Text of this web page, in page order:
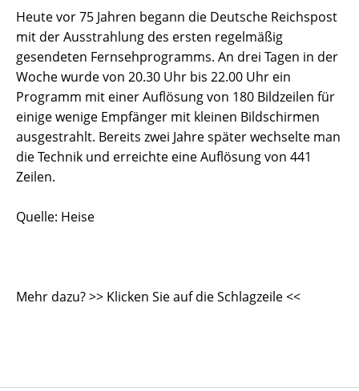
Heute vor 75 Jahren begann die Deutsche Reichspost
mit der Ausstrahlung des ersten regelmäßig
gesendeten Fernsehprogramms. An drei Tagen in der
Woche wurde von 20.30 Uhr bis 22.00 Uhr ein
Programm mit einer Auflösung von 180 Bildzeilen für
einige wenige Empfänger mit kleinen Bildschirmen
ausgestrahlt. Bereits zwei Jahre später wechselte man
die Technik und erreichte eine Auflösung von 441
Zeilen.
Quelle: Heise
Mehr dazu? >> Klicken Sie auf die Schlagzeile <<